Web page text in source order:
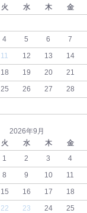
火 水 木 金
4 5 6 7
11 12 13 14
18 19 20 21
25 26 27 28
2026年9月
火 水 木 金
1
2 3 4
8 9 10 11
15 16 17 18
22 23 24 25